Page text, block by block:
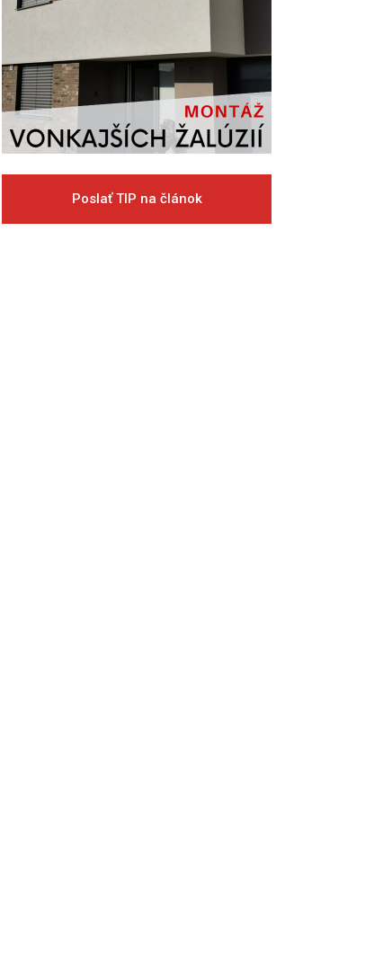
Poslať TIP na článok